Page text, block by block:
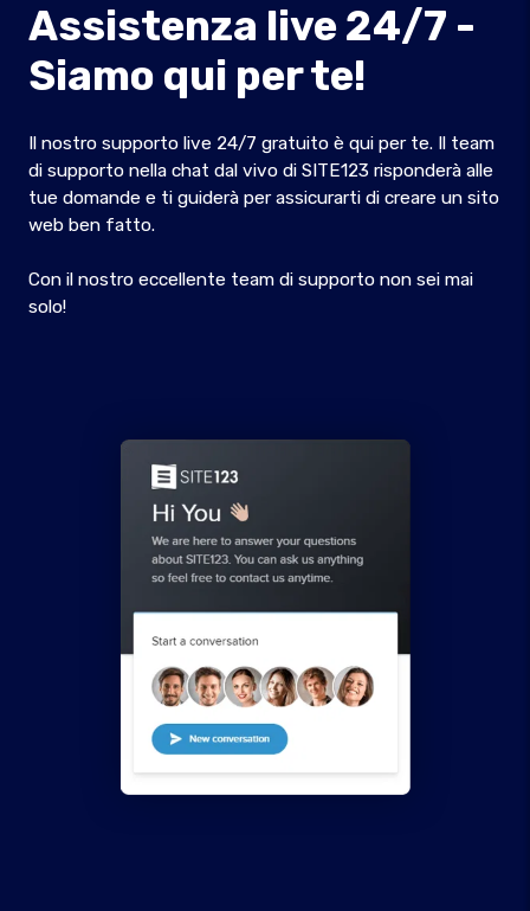
Assistenza live 24/7 -
Siamo qui per te!
Il nostro supporto live 24/7 gratuito è qui per te. Il team
di supporto nella chat dal vivo di SITE123 risponderà alle
tue domande e ti guiderà per assicurarti di creare un sito
web ben fatto.
Con il nostro eccellente team di supporto non sei mai
solo!